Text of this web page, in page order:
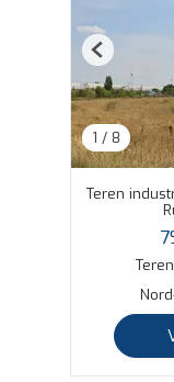
1 / 8
Previous
Teren